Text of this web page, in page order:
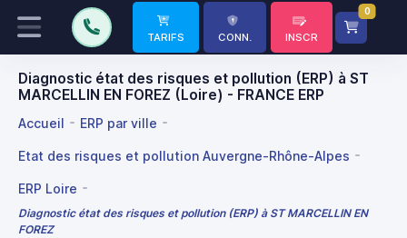
TARIFS CONN. INSCR
0
Diagnostic état des risques et pollution (ERP) à ST
MARCELLIN EN FOREZ (Loire) - FRANCE ERP
Accueil ERP par ville
Etat des risques et pollution Auvergne-Rhône-Alpes
ERP Loire
Diagnostic état des risques et pollution (ERP) à ST MARCELLIN EN
FOREZ